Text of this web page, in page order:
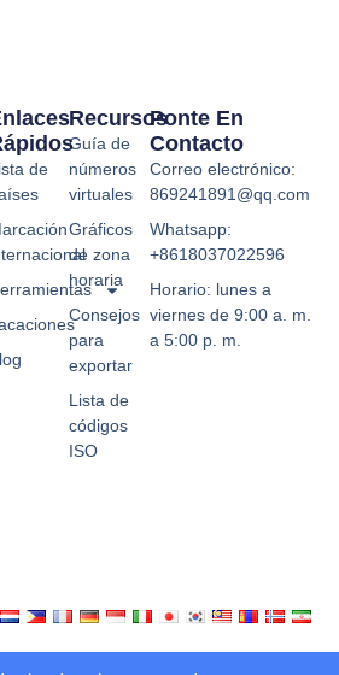
Recursos
Guía de
números
virtuales
Gráficos
de zona
horaria
Consejos
para
exportar
Lista de
códigos
ISO
de
Ponte En
Contacto
Correo electrónico:
869241891@qq.com
Whatsapp:
+8618037022596
Horario: lunes a
viernes de 9:00 a. m.
a 5:00 p. m.